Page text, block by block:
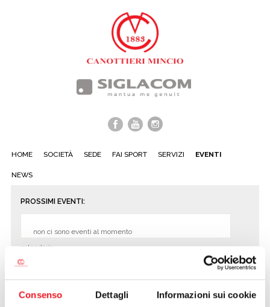
Consenso Dettagli Informazioni sui cookie
HOME SOCIETÀ SEDE FAI SPORT SERVIZI EVENTI
NEWS
PROSSIMI EVENTI:
non ci sono eventi al momento
calendario »
Torneo Open Amici di Abeo